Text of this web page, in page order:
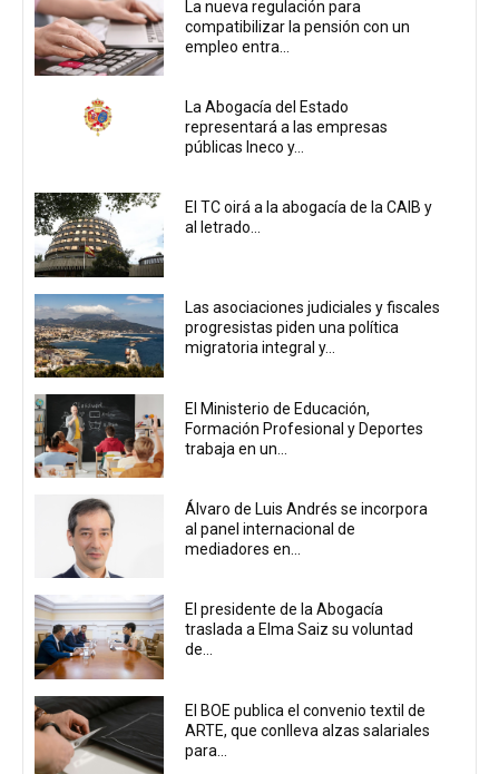
La nueva regulación para
compatibilizar la pensión con un
empleo entra...
La Abogacía del Estado
representará a las empresas
públicas Ineco y...
El TC oirá a la abogacía de la CAIB y
al letrado...
Las asociaciones judiciales y fiscales
progresistas piden una política
migratoria integral y...
El Ministerio de Educación,
Formación Profesional y Deportes
trabaja en un...
Álvaro de Luis Andrés se incorpora
al panel internacional de
mediadores en...
El presidente de la Abogacía
traslada a Elma Saiz su voluntad
de...
El BOE publica el convenio textil de
ARTE, que conlleva alzas salariales
para...